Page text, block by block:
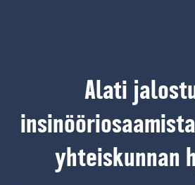
Alati
yhteiskunnan